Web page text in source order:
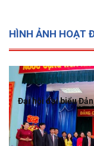
HÌNH ẢNH HOẠT
Đại hội đại biểu